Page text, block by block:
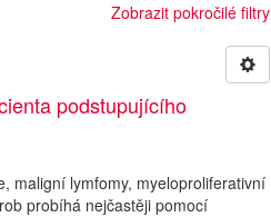
Zobrazit pokročilé filtry
podstupujícího
maligní lymfomy, myeloproliferativní
probíhá nejčastěji pomocí